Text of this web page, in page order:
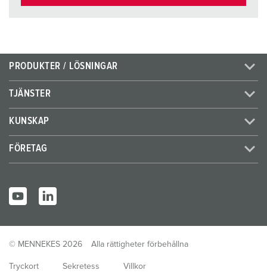
PRODUKTER / LÖSNINGAR
TJÄNSTER
KUNSKAP
FÖRETAG
© MENNEKES 2026 Alla rättigheter förbehållna
Tryckort Sekretess Villkor